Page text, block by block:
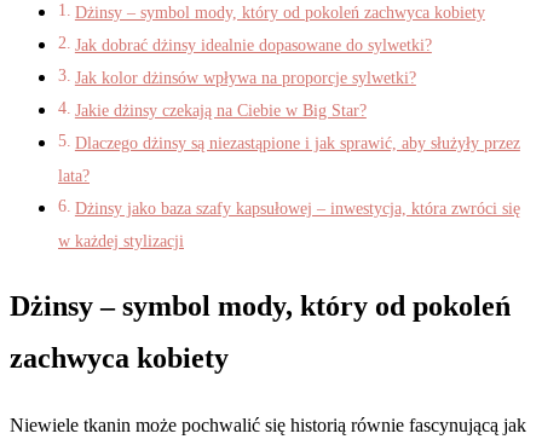
Dżinsy – symbol mody, który od pokoleń zachwyca kobiety
Jak dobrać dżinsy idealnie dopasowane do sylwetki?
Jak kolor dżinsów wpływa na proporcje sylwetki?
Jakie dżinsy czekają na Ciebie w Big Star?
Dlaczego dżinsy są niezastąpione i jak sprawić, aby służyły przez
lata?
Dżinsy jako baza szafy kapsułowej – inwestycja, która zwróci się
w każdej stylizacji
Dżinsy – symbol mody, który od pokoleń
zachwyca kobiety
Niewiele tkanin może pochwalić się historią równie fascynującą jak